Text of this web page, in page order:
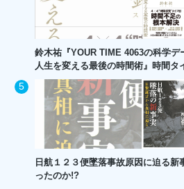
鈴木祐『YOUR TIME 4063の科学
人生を変える最後の時間術』時間タ
日航１２３便墜落事故原因に迫る
ったのか!?